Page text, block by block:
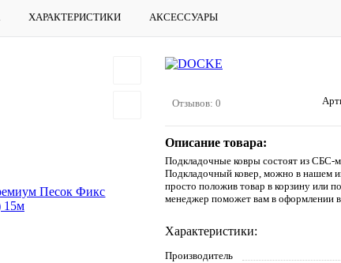
ХАРАКТЕРИСТИКИ АКСЕССУАРЫ
Отзывов: 0
Описание товара:
Подкладочные ковры состоят из СБС-
Подкладочный ковер, можно в нашем
просто положив товар в корзину или
менеджер поможет вам в оформлении
Характеристики:
Производитель